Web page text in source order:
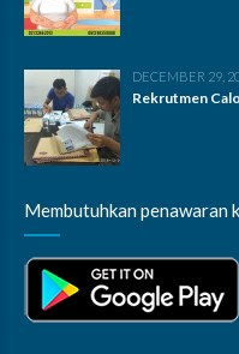
DECEMBER 29,
Rekrutmen
Membutuhkan penawaran